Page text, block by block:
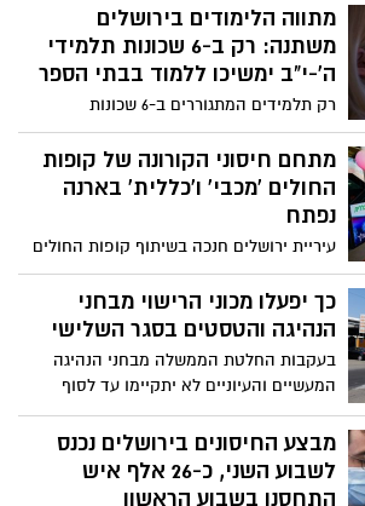
ציון אותרה מסעדה שבה סעדו מספר אנשים,
כנגד בעליו של העסק נרשם דו"ח קנס
מתווה הלימודים בירושלים
משתנה: רק ב-6 שכונות תלמידי
ה'-י"ב ימשיכו ללמוד בבתי הספר
רק תלמידים המתגוררים ב-6 שכונות
המוגדרות כצהובות ילמדו באופן פרונטאלי,
בשכונות האדומות והכתומות עוברים
התלמידים ללמידה מרחוק, לפי החלטת
הממשלה בנוגע לסיווג מחדש של השכונות על
מתחם חיסוני הקורונה של קופות
החולים 'מכבי' ו'כללית' בארנה
נפתח
עיריית ירושלים חנכה בשיתוף קופות החולים
כללית ומכבי את מתחם חיסוני קורונה לתושבי
ירושלים והסביבה. ליאון: "אני מברך את
קופות החולים על ההערכות המופתית לחיסון
כך יפעלו מכוני הרישוי מבחני
הנהיגה והטסטים בסגר השלישי
בעקבות החלטת הממשלה מבחני הנהיגה
המעשיים והעיוניים לא יתקיימו עד לסוף
הסגר, במסגרת התקנות החדשות: קורסי
נהיגה מונעת ורענון נהיגה לא יתקיימו עד
הודעה חדשה, סניפי הרישוי ימשיכו לפעול
במתכונת של הזמנת תור טלפוני, מכוני הרישוי
מבצע החיסונים בירושלים נכנס
לשבוע השני, כ-26 אלף איש
התחסנו בשבוע הראשון